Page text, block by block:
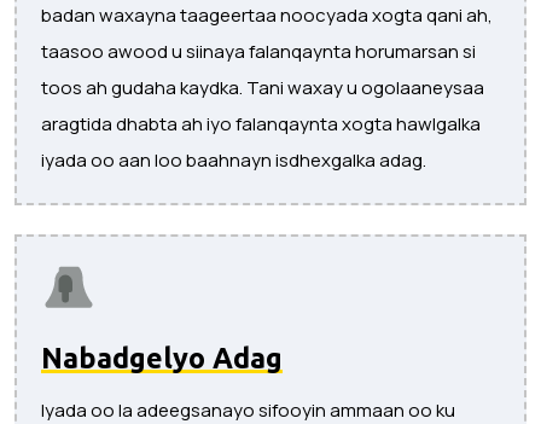
badan waxayna taageertaa noocyada xogta qani ah,
taasoo awood u siinaya falanqaynta horumarsan si
toos ah gudaha kaydka. Tani waxay u ogolaaneysaa
aragtida dhabta ah iyo falanqaynta xogta hawlgalka
iyada oo aan loo baahnayn isdhexgalka adag.
Nabadgelyo Adag
Iyada oo la adeegsanayo sifooyin ammaan oo ku